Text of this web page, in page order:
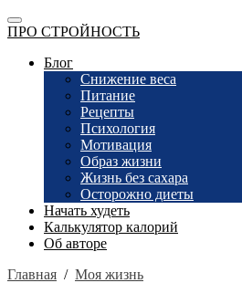
ПРО СТРОЙНОСТЬ
Блог
Снижение веса
Питание
Рецепты
Психология
Мотивация
Образ жизни
Жизнь без сахара
Осторожно диеты
Начать худеть
Калькулятор калорий
Об авторе
Главная / Моя жизнь